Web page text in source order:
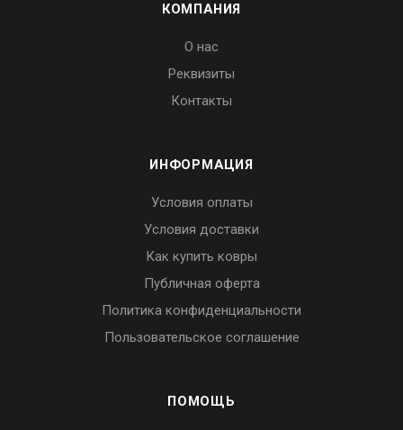
КОМПАНИЯ
О нас
Реквизиты
Контакты
ИНФОРМАЦИЯ
Условия оплаты
Условия доставки
Как купить ковры
Публичная оферта
Политика конфиденциальности
Пользовательское соглашение
ПОМОЩЬ